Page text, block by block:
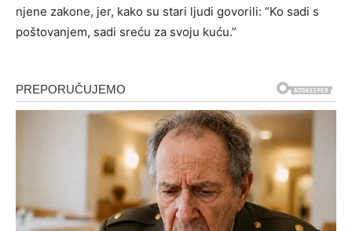
njene zakone, jer, kako su stari ljudi govorili: “Ko sadi s
poštovanjem, sadi sreću za svoju kuću.”